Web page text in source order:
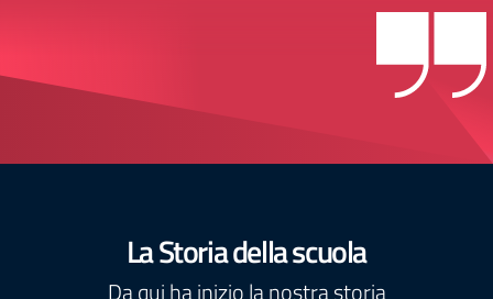
La Storia della scuola
Da qui ha inizio la nostra storia